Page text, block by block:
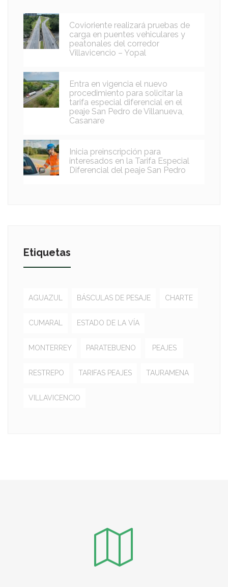
Covioriente realizará pruebas de
carga en puentes vehiculares y
peatonales del corredor
Villavicencio – Yopal
Entra en vigencia el nuevo
procedimiento para solicitar la
tarifa especial diferencial en el
peaje San Pedro de Villanueva,
Casanare
Inicia preinscripción para
interesados en la Tarifa Especial
Diferencial del peaje San Pedro
Etiquetas
AGUAZUL BÁSCULAS DE PESAJE CHARTE
CUMARAL ESTADO DE LA VÍA
MONTERREY PARATEBUENO PEAJES
RESTREPO TARIFAS PEAJES TAURAMENA
VILLAVICENCIO